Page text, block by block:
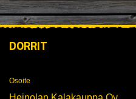
DORRIT
Osoite